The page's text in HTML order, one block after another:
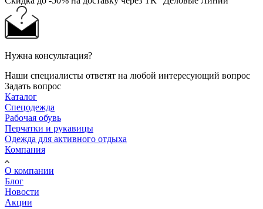
Нужна консультация?
Наши специалисты ответят на любой интересующий вопрос
Задать вопрос
Каталог
Спецодежда
Рабочая обувь
Перчатки и рукавицы
Одежда для активного отдыха
Компания
О компании
Блог
Новости
Акции